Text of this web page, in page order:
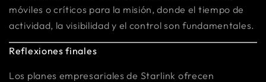
móviles o críticos para la misión, donde el tiempo de
actividad, la visibilidad y el control son fundamentales.
Reflexiones finales
Los planes empresariales de Starlink ofrecen